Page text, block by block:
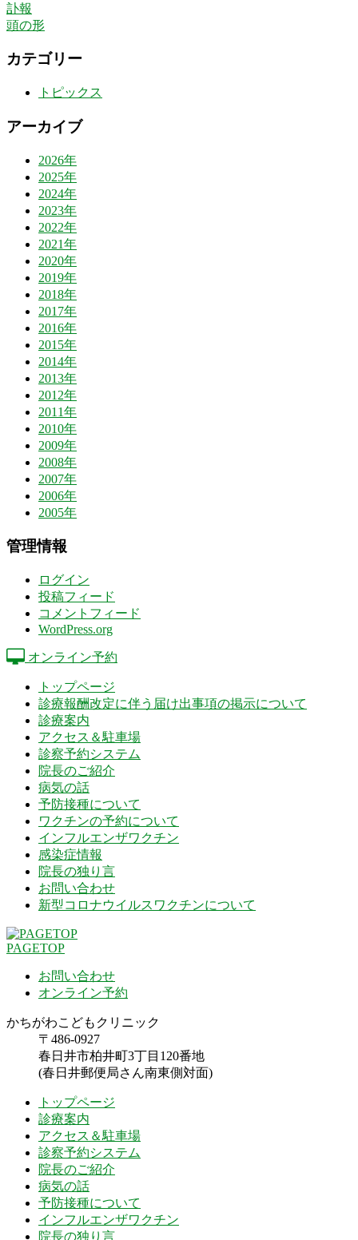
訃報
頭の形
カテゴリー
トピックス
アーカイブ
2026年
2025年
2024年
2023年
2022年
2021年
2020年
2019年
2018年
2017年
2016年
2015年
2014年
2013年
2012年
2011年
2010年
2009年
2008年
2007年
2006年
2005年
管理情報
ログイン
投稿フィード
コメントフィード
WordPress.org
オンライン予約
トップページ
診療報酬改定に伴う届け出事項の掲示について
診療案内
アクセス＆駐車場
診察予約システム
院長のご紹介
病気の話
予防接種について
ワクチンの予約について
インフルエンザワクチン
感染症情報
院長の独り言
お問い合わせ
新型コロナウイルスワクチンについて
PAGETOP
お問い合わせ
オンライン予約
かちがわこどもクリニック
〒486-0927
春日井市柏井町3丁目120番地
(春日井郵便局さん南東側対面)
トップページ
診療案内
アクセス＆駐車場
診察予約システム
院長のご紹介
病気の話
予防接種について
インフルエンザワクチン
院長の独り言